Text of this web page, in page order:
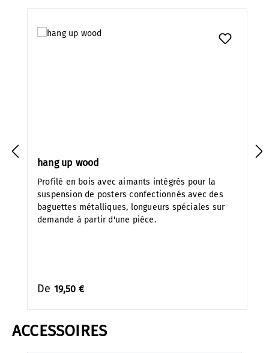
hang up wood
Profilé en bois avec aimants intégrés pour la
suspension de posters confectionnés avec des
baguettes métalliques, longueurs spéciales sur
demande à partir d'une pièce.
De 19,50 €
ACCESSOIRES